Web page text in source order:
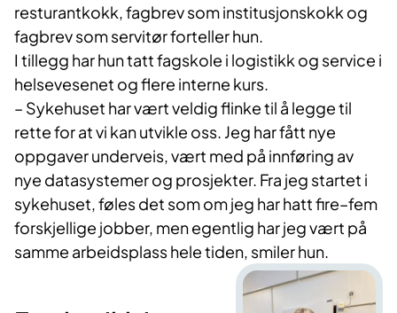
resturantkokk, fagbrev som institusjonskokk og
fagbrev som servitør forteller hun.
I tillegg har hun tatt fagskole i logistikk og service i
helsevesenet og flere interne kurs.
– Sykehuset har vært veldig flinke til å legge til
rette for at vi kan utvikle oss. Jeg har fått nye
oppgaver underveis, vært med på innføring av
nye datasystemer og prosjekter. Fra jeg startet i
sykehuset, føles det som om jeg har hatt fire–fem
forskjellige jobber, men egentlig har jeg vært på
samme arbeidsplass hele tiden, smiler hun.